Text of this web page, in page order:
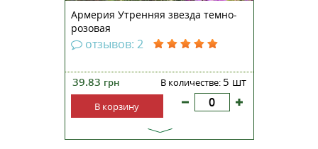
Армерия Утренняя звезда темно-
розовая
отзывов: 2
39.83 грн В количестве: 5 шт
В корзину